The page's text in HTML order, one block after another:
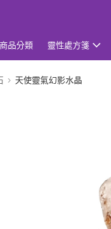
商品分類 靈性處方箋
天使靈氣幻影水晶